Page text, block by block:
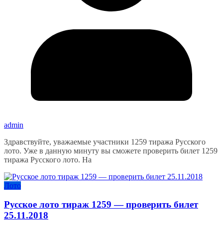
admin
Здравствуйте, уважаемые участники 1259 тиража Русского
лото. Уже в данную минуту вы сможете проверить билет 1259
тиража Русского лото. На
Лото
Русское лото тираж 1259 — проверить билет
25.11.2018